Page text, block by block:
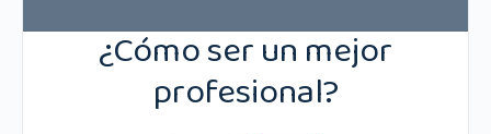
¿Cómo ser un mejor
profesional?